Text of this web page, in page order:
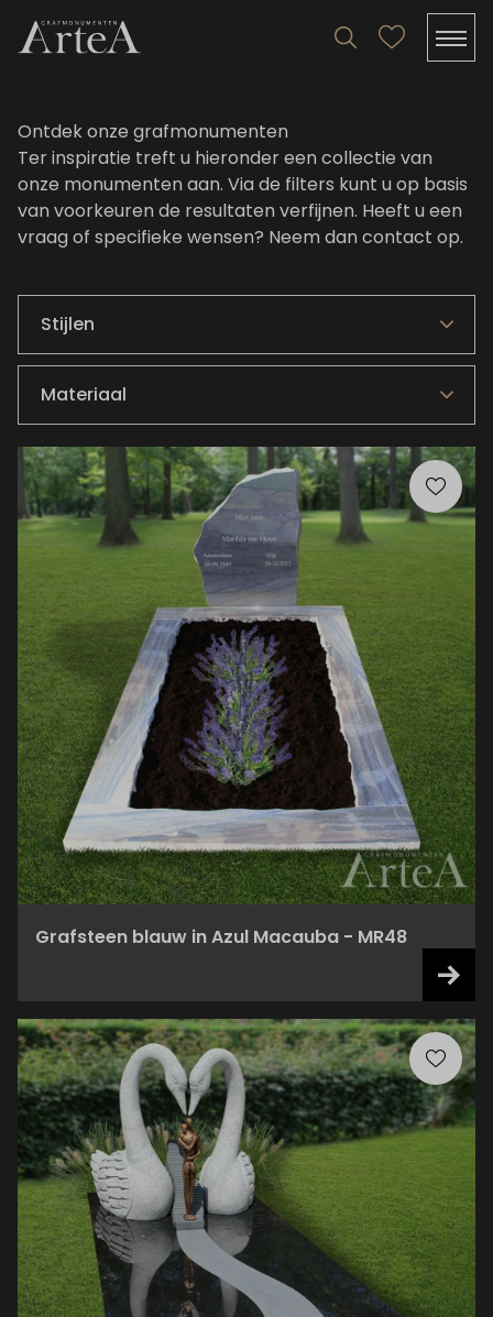
Ontdek onze grafmonumenten
Ter inspiratie treft u hieronder een collectie van
onze monumenten aan. Via de filters kunt u op basis
van voorkeuren de resultaten verfijnen. Heeft u een
vraag of specifieke wensen? Neem dan contact op.
Grafsteen blauw in Azul Macauba - MR48